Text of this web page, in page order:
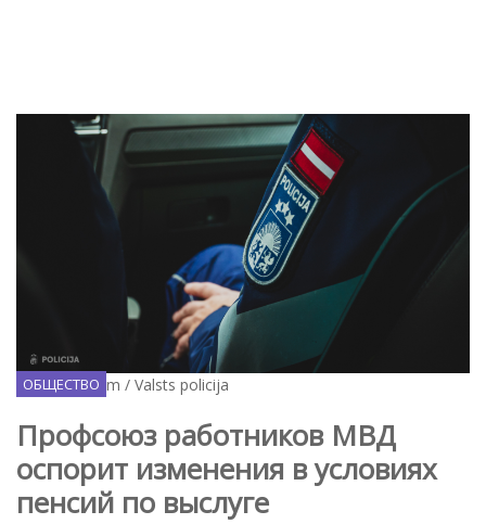
Facebook.com / Valsts policija
ОБЩЕСТВО
Профсоюз работников МВД
оспорит изменения в условиях
пенсий по выслуге